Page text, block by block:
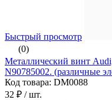
Быстрый просмотр
(0)
Металлический винт
N90785002. (различные
Код товара: DM0088
32 ₽ / шт.